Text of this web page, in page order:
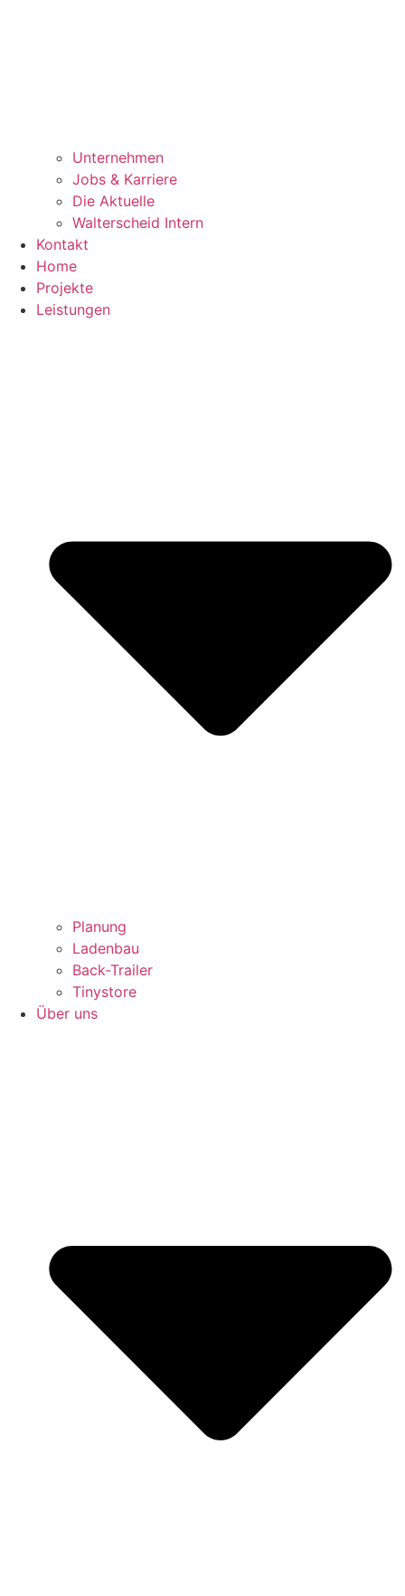
Unternehmen
Jobs & Karriere
Die Aktuelle
Walterscheid Intern
Kontakt
Home
Projekte
Leistungen
Planung
Ladenbau
Back-Trailer
Tinystore
Über uns